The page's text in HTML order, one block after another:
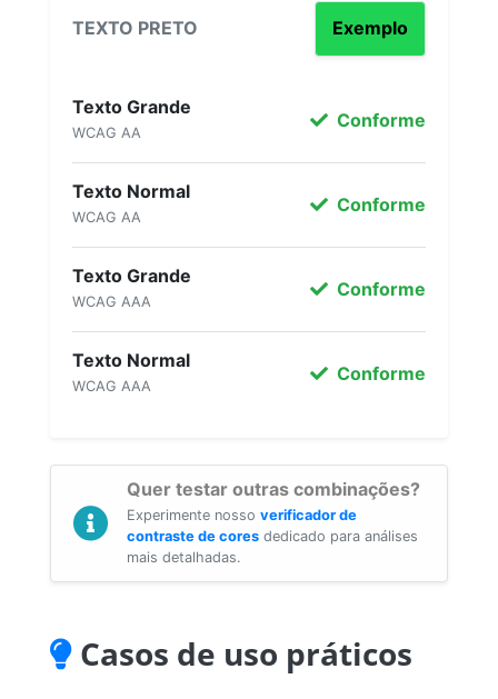
TEXTO PRETO Exemplo
Texto Grande
WCAG AA
Conforme
Texto Normal
WCAG AA
Conforme
Texto Grande
WCAG AAA
Conforme
Texto Normal
WCAG AAA
Conforme
Quer testar outras combinações?
Experimente nosso verificador de
contraste de cores dedicado para análises
mais detalhadas.
Casos de uso práticos